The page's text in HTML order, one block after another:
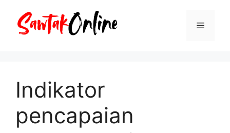
Menu
Indikator
pencapaian